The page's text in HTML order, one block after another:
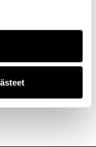
or just
for you toget